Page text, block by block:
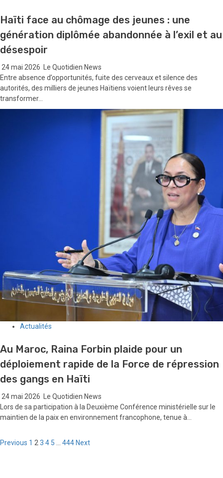
Haïti face au chômage des jeunes : une
génération diplômée abandonnée à l’exil et au
désespoir
24 mai 2026
Le Quotidien News
Entre absence d’opportunités, fuite des cerveaux et silence des
autorités, des milliers de jeunes Haïtiens voient leurs rêves se
transformer...
Actualités
Au Maroc, Raina Forbin plaide pour un
déploiement rapide de la Force de répression
des gangs en Haïti
24 mai 2026
Le Quotidien News
Lors de sa participation à la Deuxième Conférence ministérielle sur le
maintien de la paix en environnement francophone, tenue à...
Pagination
Previous 1 2 3 4 5 444 Next